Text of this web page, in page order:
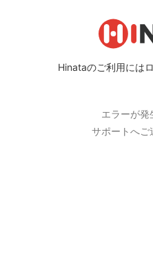
Hinataのご利用には
エラーが発
サポートへご